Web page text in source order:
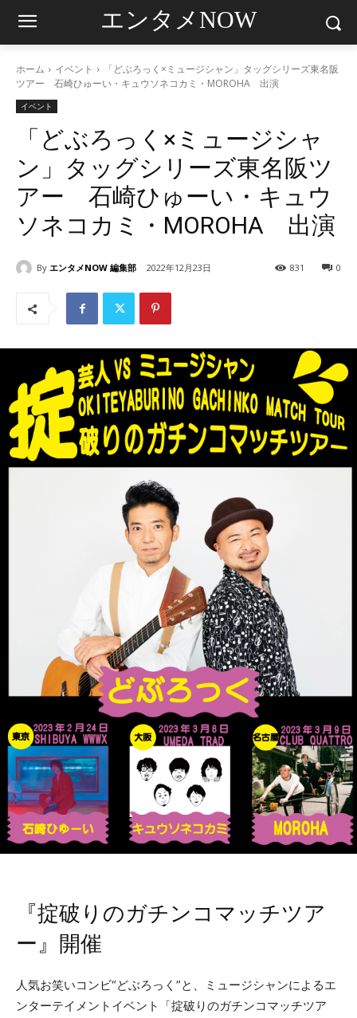
エンタメNOW
ホーム イベント
「どぶろっく×ミュージシャン」タッグシリーズ東名阪
ツアー 石崎ひゅーい・キュウソネコカミ・MOROHA 出演
イベント
「どぶろっく×ミュージシャ
ン」タッグシリーズ東名阪ツ
アー 石崎ひゅーい・キュウ
ソネコカミ・MOROHA 出演
By エンタメNOW 編集部 2022年12月23日 0
831
『掟破りのガチンコマッチツア
ー』開催
人気お笑いコンビ“どぶろっく”と、ミュージシャンによるエ
ンターテイメントイベント「掟破りのガチンコマッチツア